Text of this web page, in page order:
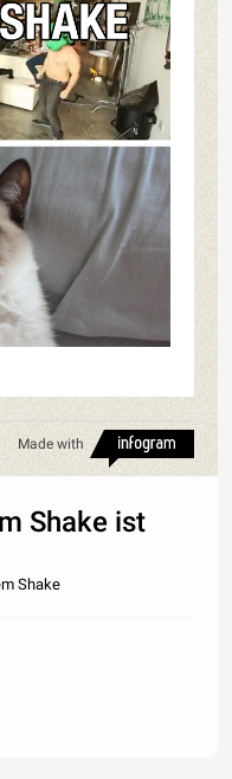
Made with
Shake ist
Shake